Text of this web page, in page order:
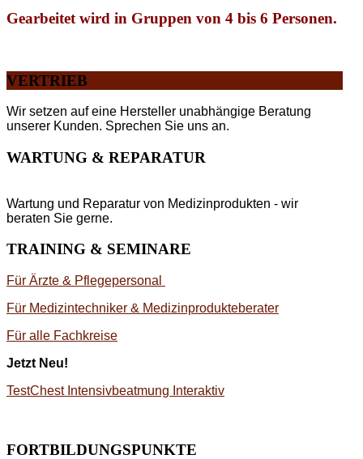
Gearbeitet wird in Gruppen von 4 bis 6 Personen.
VERTRIEB
Wir setzen auf eine Hersteller unabhängige Beratung
unserer Kunden. Sprechen Sie uns an.
WARTUNG & REPARATUR
Wartung und Reparatur von Medizinprodukten - wir
beraten Sie gerne.
TRAINING & SEMINARE
Für Ärzte & Pflegepersonal
Für Medizintechniker & Medizinprodukteberater
Für alle Fachkreise
Jetzt Neu!
TestChest Intensivbeatmung Interaktiv
FORTBILDUNGSPUNKTE